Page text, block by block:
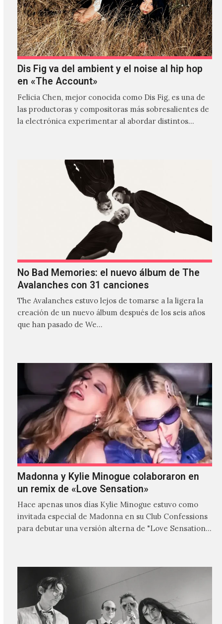
Dis Fig va del ambient y el noise al hip hop
en «The Account»
Felicia Chen, mejor conocida como Dis Fig, es una de
las productoras y compositoras más sobresalientes de
la electrónica experimentar al abordar distintos
No Bad Memories: el nuevo álbum de The
Avalanches con 31 canciones
The Avalanches estuvo lejos de tomarse a la ligera la
creación de un nuevo álbum después de los seis años
que han pasado de We…
Madonna y Kylie Minogue colaboraron en
un remix de «Love Sensation»
Hace apenas unos días Kylie Minogue estuvo como
invitada especial de Madonna en su Club Confessions
para debutar una versión alterna de "Love Sensation",